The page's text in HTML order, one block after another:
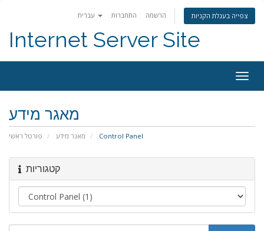
התחברות הרשמה צפייה בעגלת הקניות
Internet Server Site
מאגר מידע
פורטל ראשי מאגר מידע Control Panel
קטגוריות